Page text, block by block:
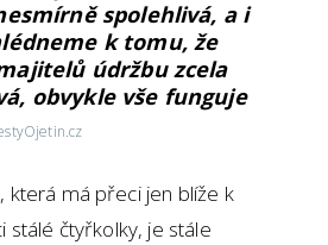
spolehlivá, a i
k tomu, že
údržbu zcela
obvykle vše funguje
která má přeci jen blíže k
stálé čtyřkolky, je stále